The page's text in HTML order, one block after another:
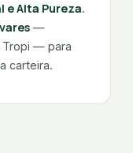
e Alta Pureza.
—
Tropi — para
carteira.